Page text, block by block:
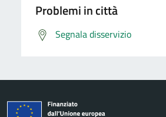
Problemi in città
Segnala disservizio